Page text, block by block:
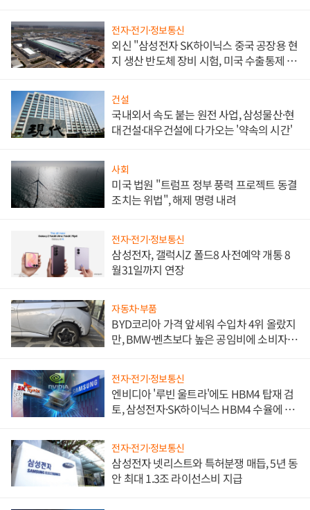
전자·전기·정보통신
외신 "삼성전자 SK하이닉스 중국 공장용 현
지 생산 반도체 장비 시험, 미국 수출통제 대
건설
국내외서 속도 붙는 원전 사업, 삼성물산·현
대건설·대우건설에 다가오는 '약속의 시간'
사회
미국 법원 "트럼프 정부 풍력 프로젝트 동결
조치는 위법", 해제 명령 내려
전자·전기·정보통신
삼성전자, 갤럭시Z 폴드8 사전예약 개통 8
월31일까지 연장
자동차·부품
BYD코리아 가격 앞세워 수입차 4위 올랐지
만, BMW·벤츠보다 높은 공임비에 소비자
전자·전기·정보통신
엔비디아 '루빈 울트라'에도 HBM4 탑재 검
토, 삼성전자·SK하이닉스 HBM4 수율에 주
전자·전기·정보통신
삼성전자 넷리스트와 특허분쟁 매듭, 5년 동
안 최대 1.3조 라이선스비 지급